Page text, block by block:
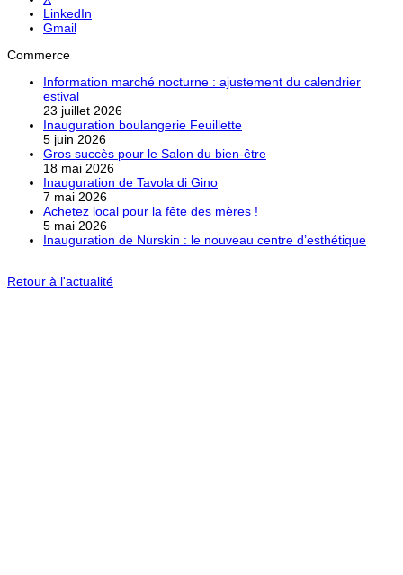
LinkedIn
Gmail
Commerce
Information marché nocturne : ajustement du calendrier
estival
23 juillet 2026
Inauguration boulangerie Feuillette
5 juin 2026
Gros succès pour le Salon du bien-être
18 mai 2026
Inauguration de Tavola di Gino
7 mai 2026
Achetez local pour la fête des mères !
5 mai 2026
Inauguration de Nurskin : le nouveau centre d’esthétique
Retour à l'actualité